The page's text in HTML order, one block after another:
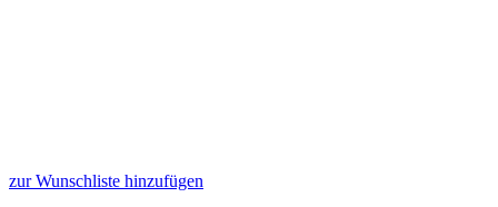
zur Wunschliste hinzufügen